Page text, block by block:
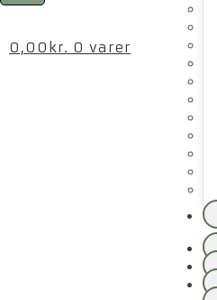
0,00 kr. 0 varer